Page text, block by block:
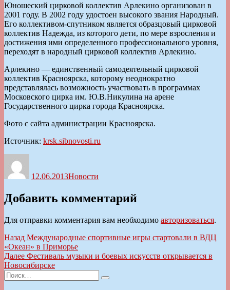
Юношеский цирковой коллектив Арлекино организован в
2001 году. В 2002 году удостоен высокого звания Народный.
Его коллективом-спутником является образцовый цирковой
коллектив Надежда, из которого дети, по мере взросления и
достижения ими определенного профессионального уровня,
переходят в народный цирковой коллектив Арлекино.
Арлекино — единственный самодеятельный цирковой
коллектив Красноярска, которому неоднократно
представлялась возможность участвовать в программах
Московского цирка им. Ю.В.Никулина на арене
Государственного цирка города Красноярска.
Фото с сайта администрации Красноярска.
Источник: krsk.sibnovosti.ru
12.06.2013Новости
Добавить комментарий
Для отправки комментария вам необходимо авторизоваться.
Навигация
по
записям
Назад Предыдущая
запись:
Международные спортивные игры стартовали в ВДЦ
«Океан» в Приморье
Далее Следующая
запись:
Фестиваль музыки и боевых искусств открывается в
Новосибирске
Искать:
Поиск